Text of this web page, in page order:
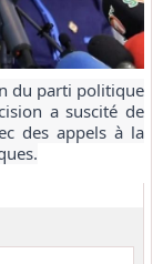
du parti politique
a suscité de
des appels à la